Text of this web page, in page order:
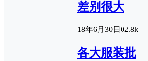
差别很大
18年6月30日 02.8k
各大服装批